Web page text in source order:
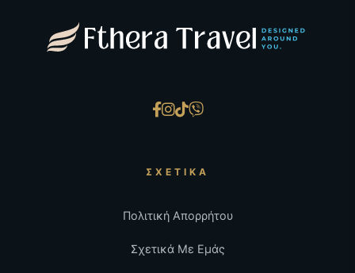
ΣΧΕΤΙΚΆ
Πολιτική Απορρήτου
Σχετικά Με Εμάς